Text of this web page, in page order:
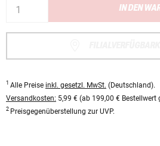
IN DEN
1 Alle Preise inkl. gesetzl. MwSt. (Deutschland).
Versandkosten: 5,99 € (ab 199,00 € Bestellwert
2 Preisgegenüberstellung zur UVP.